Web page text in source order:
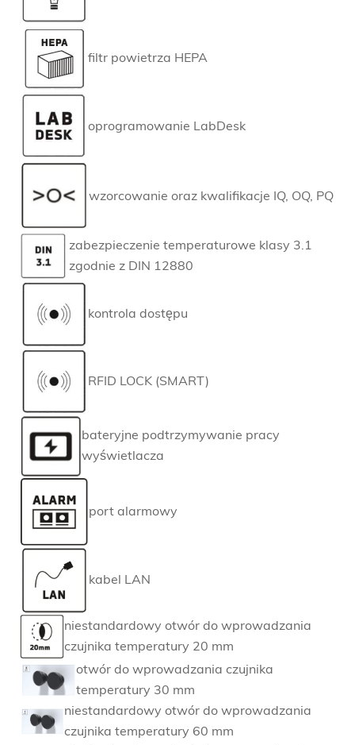
filtr powietrza HEPA
oprogramowanie LabDesk
wzorcowanie oraz kwalifikacje IQ, OQ, PQ
zabezpieczenie temperaturowe klasy 3.1
zgodnie z DIN 12880
kontrola dostępu
RFID LOCK (SMART)
bateryjne podtrzymywanie pracy
wyświetlacza
port alarmowy
kabel LAN
niestandardowy otwór do wprowadzania
czujnika temperatury 20 mm
otwór do wprowadzania czujnika
temperatury 30 mm
niestandardowy otwór do wprowadzania
czujnika temperatury 60 mm